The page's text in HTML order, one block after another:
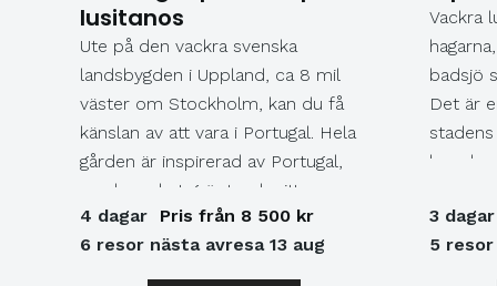
magisk kväll fylld av musik,
glamour, skratt och stora känslor
– i Dalhallas unika miljö! Boende i
Borlänge Vi bor två nätter på Elite
Hotel i Borlänge , ett bekvämt och
centralt hotell med frukost
våra utflykter och konserten i
Dalhalla. Utflykter i Dalarna Under
lusitanos
Ute på den vackra svenska
landsbygden i Uppland, ca 8 mil
väster om Stockholm, kan du få
känslan av att vara i Portugal. Hela
gården är inspirerad av Portugal,
med mycket grönt och vitt,
portaler och vackra väggmålningar
av hästar. Och viktigast av allt här
finns ett stort antal fina lusitanos.
4 dagar
Pris från 8 500 kr
6 resor nästa avresa 13 aug
Vackra
badsjö
Det är
kan du
hennes
såg de
3 dagar
5 resor